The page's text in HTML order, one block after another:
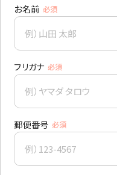
お名前 必須
フリガナ 必須
郵便番号 必須